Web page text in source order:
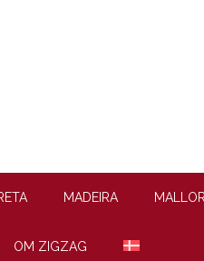
MADEIRA
OM ZIGZAG